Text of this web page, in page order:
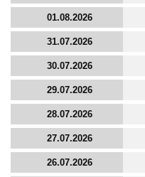
01.08.2026
31.07.2026
30.07.2026
29.07.2026
28.07.2026
27.07.2026
26.07.2026